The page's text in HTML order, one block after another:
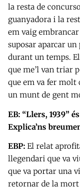
la resta de
guanyadora i la
em vaig
suposar aparcar
durant un temps.
que me’l van triar
que em va fer
un munt de gent
EB: “Llers, 1939”
Explica’ns
EBP: El relat
llegendari que va
que va portar una
retornar de la mort